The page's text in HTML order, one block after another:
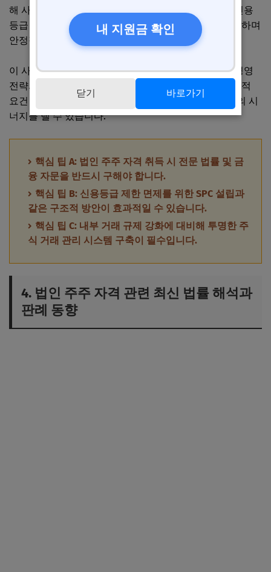
해 사업 다각화와 신시장 개척에 성공했습니다. 특히, 신용
등급 제한 면제 조건을 활용해 비상장 기업 지분을 인수하며
안정적인 성장 기반을 마련했습니다.
이 사례는 법인 주주 자격이 단순한 투자 수단을 넘어 경영
전략의 중요한 축으로 작용할 수 있음을 보여줍니다. 법적
요건 충족과 함께 전략적 의사결정이 병행되어야 최상의 시
너지를 낼 수 있습니다.
핵심 팁 A: 법인 주주 자격 취득 시 전문 법률 및 금
융 자문을 반드시 구해야 합니다.
핵심 팁 B: 신용등급 제한 면제를 위한 SPC 설립과
같은 구조적 방안이 효과적일 수 있습니다.
핵심 팁 C: 내부 거래 규제 강화에 대비해 투명한 주
식 거래 관리 시스템 구축이 필수입니다.
4. 법인 주주 자격 관련 최신 법률 해석과
판례 동향
내 지원금 확인
닫기 바로가기